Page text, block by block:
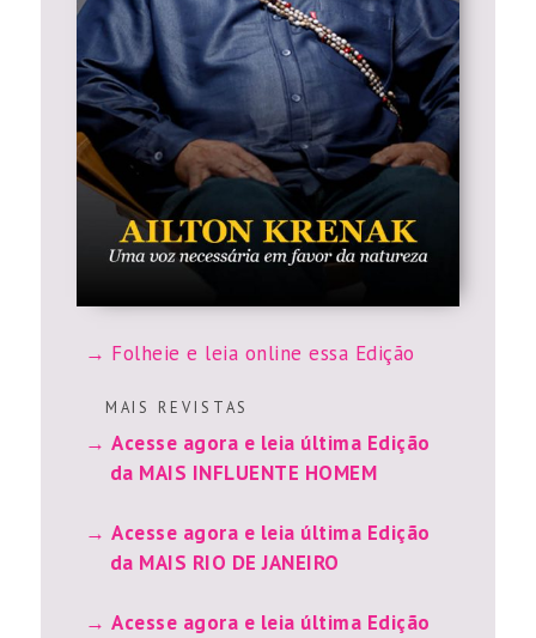
Folheie e leia online essa Edição
M A I S R E V I S T A S
Acesse agora e leia última Edição
da MAIS INFLUENTE HOMEM
Acesse agora e leia última Edição
da MAIS RIO DE JANEIRO
Acesse agora e leia última Edição